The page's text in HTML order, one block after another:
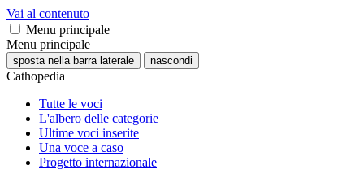
Vai al contenuto
Menu principale
Menu principale
sposta nella barra laterale nascondi
Cathopedia
Tutte le voci
L'albero delle categorie
Ultime voci inserite
Una voce a caso
Progetto internazionale